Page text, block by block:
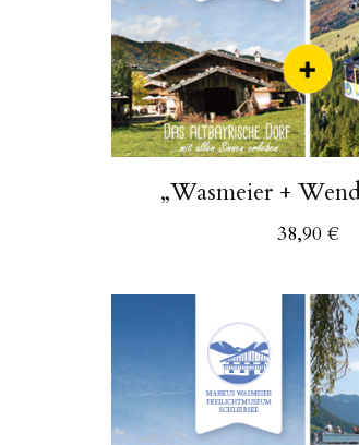
„Wasmeier +
38,90 €